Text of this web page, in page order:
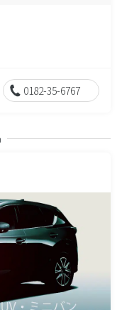
0182-35-6767